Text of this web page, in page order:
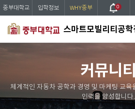
스마트모빌리티공
중부대학교 입학정보 WHY중부 0
커뮤니티